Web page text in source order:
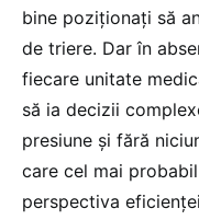
bine poziționați să
de triere. Dar în
fiecare unitate
să ia decizii
presiune și fără
care cel mai
perspectiva